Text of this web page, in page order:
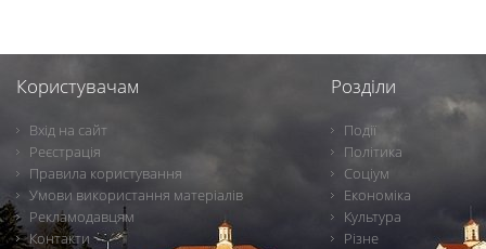
Користувачам
Вхід на сайт
Реєстрація
Правила користування
Умови використання матеріалів
Рекламодавцям
Контакти
Розділи
Події
Політика
Соціум
Економіка
Культура
Різне